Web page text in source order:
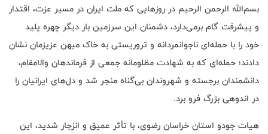
بسم‌الله الرحمن الرحیم در روزهایی که ملت ایران در مسیر عزت، اقتدار
و پیشرفت گام برمی‌دارد، دشمنان این سرزمین بار دیگر چهره پلید
خود را با حمله‌ای ناجوانمردانه و تروریستی به خاک میهن عزیزمان نشان
دادند؛ حمله‌ای که به شهادت مظلومانه جمعی از فرماندهان والامقام،
دانشمندان برجسته و شهروندان بی‌گناه منجر شد و دل‌های ایرانیان را
در اندوهی بزرگ فرو برد.
هیات جودو استان خراسان رضوی، با تأثر عمیق و انزجار شدید، این